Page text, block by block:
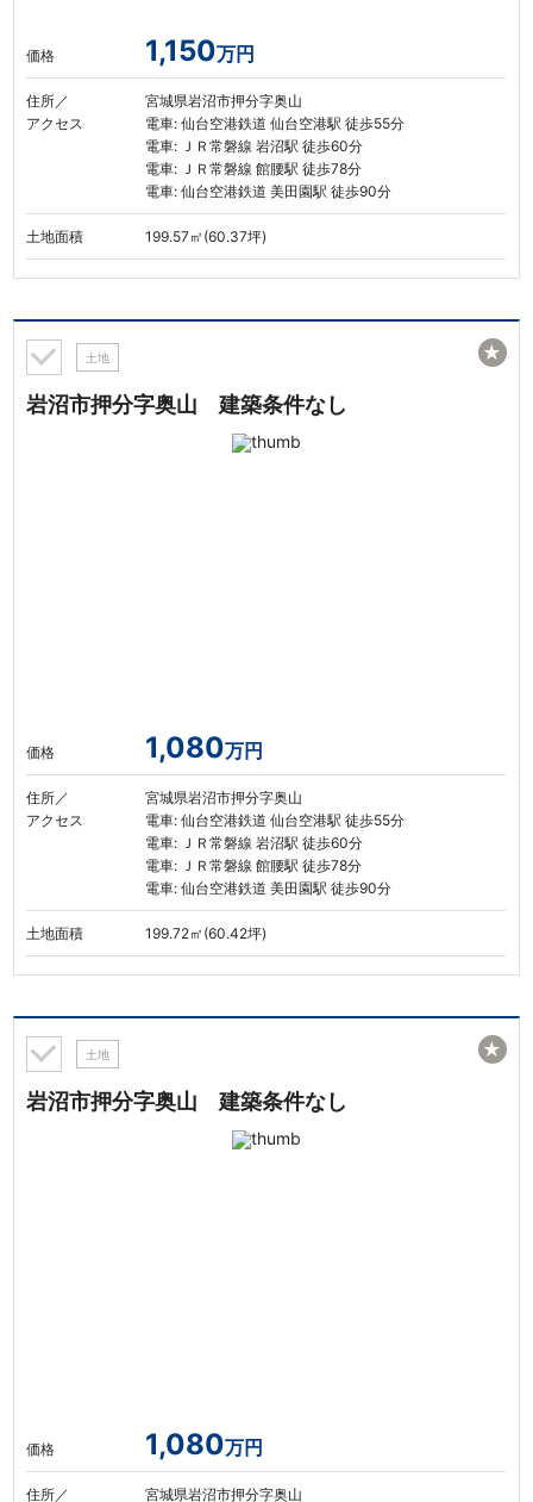
価格 1,150万円
住所／
アクセス
宮城県岩沼市押分字奥山
電車: 仙台空港鉄道 仙台空港駅 徒歩55分
電車: ＪＲ常磐線 岩沼駅 徒歩60分
電車: ＪＲ常磐線 館腰駅 徒歩78分
電車: 仙台空港鉄道 美田園駅 徒歩90分
土地面積 199.57㎡(60.37坪)
土地
岩沼市押分字奥山 建築条件なし
価格 1,080万円
住所／
アクセス
宮城県岩沼市押分字奥山
電車: 仙台空港鉄道 仙台空港駅 徒歩55分
電車: ＪＲ常磐線 岩沼駅 徒歩60分
電車: ＪＲ常磐線 館腰駅 徒歩78分
電車: 仙台空港鉄道 美田園駅 徒歩90分
土地面積 199.72㎡(60.42坪)
★
土地
岩沼市押分字奥山 建築条件なし
価格 1,080万円
住所／ 宮城県岩沼市押分字奥山
★